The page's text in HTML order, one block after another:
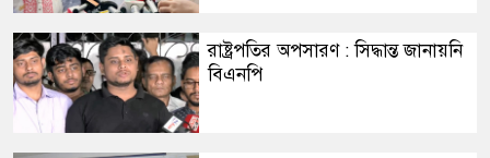
​রাষ্ট্রপতির অপসারণ : সিদ্ধান্ত জানায়নি
বিএনপি